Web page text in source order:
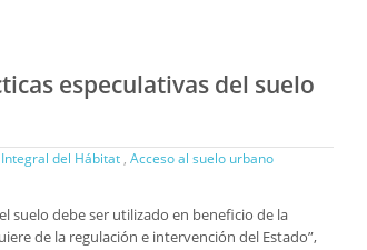
especulativas del suelo
del Hábitat , Acceso al suelo urbano
suelo debe ser utilizado en beneficio de la
de la regulación e intervención del Estado”,